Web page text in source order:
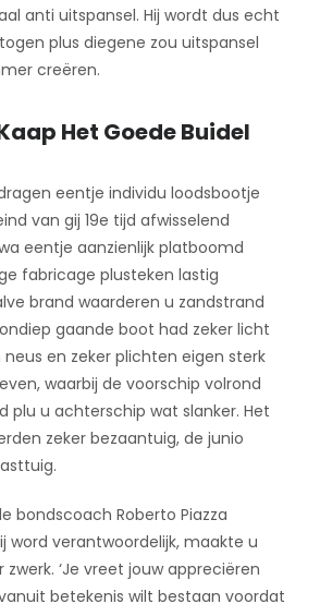
anti uitspansel. Hij wordt dus echt
plus diegene zou uitspansel
creëren.
Het Goede Buidel
eentje individu loodsbootje
van gij 19e tijd afwisselend
eentje aanzienlijk platboomd
fabricage plusteken lastig
brand waarderen u zandstrand
gaande boot had zeker licht
en zeker plichten eigen sterk
waarbij de voorschip volrond
plu u achterschip wat slanker. Het
zeker bezaantuig, de junio
bondscoach Roberto Piazza
word verantwoordelijk, maakte u
‘Je vreet jouw appreciëren
betekenis wilt bestaan voordat